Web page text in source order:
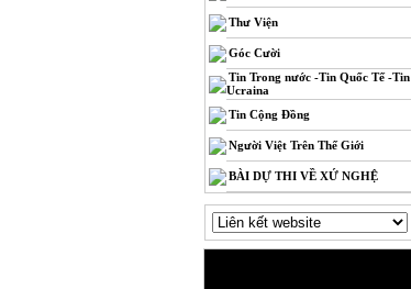
Thư Viện
Góc Cười
Tin Trong nước -Tin Quốc Tế -Tin
Ucraina
Tin Cộng Đồng
Người Việt Trên Thế Giới
BÀI DỰ THI VỀ XỨ NGHỆ